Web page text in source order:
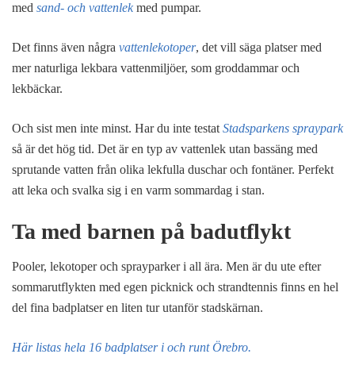
med sand- och vattenlekmed pumpar.
Det finns även några vattenlekotoper, det vill säga platser med
mer naturliga lekbara vattenmiljöer, som groddammar och
lekbäckar.
Och sist men inte minst. Har du inte testat Stadsparkens spraypark
så är det hög tid. Det är en typ av vattenlek utan bassäng med
sprutande vatten från olika lekfulla duschar och fontäner. Perfekt
att leka och svalka sig i en varm sommardag i stan.
Ta med barnen på badutflykt
Pooler, lekotoper och sprayparker i all ära. Men är du ute efter
sommarutflykten med egen picknick och strandtennis finns en hel
del fina badplatser en liten tur utanför stadskärnan.
Här listas hela 16 badplatser i och runt Örebro.